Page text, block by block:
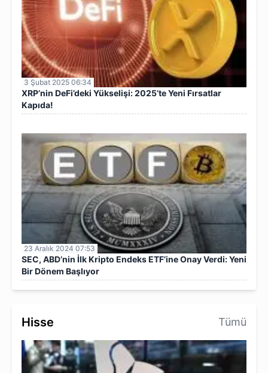
3 Şubat 2025 06:34
XRP’nin DeFi’deki Yükselişi: 2025’te Yeni Fırsatlar
Kapıda!
23 Aralık 2024 07:53
SEC, ABD’nin İlk Kripto Endeks ETF’ine Onay Verdi: Yeni
Bir Dönem Başlıyor
Hisse Tümü